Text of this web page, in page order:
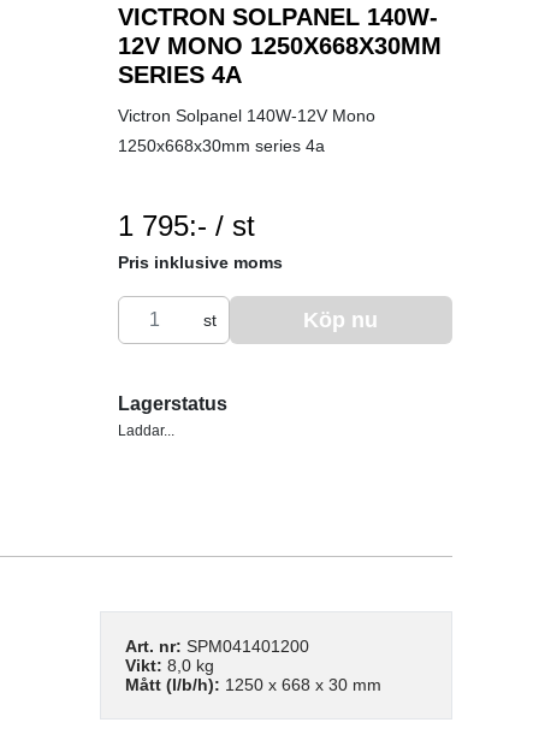
VICTRON SOLPANEL 140W-
12V MONO 1250X668X30MM
SERIES 4A
Victron Solpanel 140W-12V Mono
1250x668x30mm series 4a
1 795:- / st
SEK per ST
Pris inklusive moms
st Köp nu
Lagerstatus
Laddar...
Art. nr: SPM041401200
Vikt: 8,0 kg
Mått (l/b/h): 1250 x 668 x 30 mm